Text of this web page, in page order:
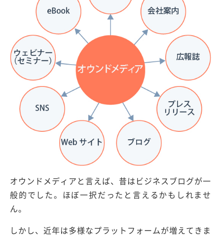
オウンドメディアと言えば、昔はビジネスブログが一
般的でした。ほぼ一択だったと言えるかもしれませ
ん。
しかし、近年は多様なプラットフォームが増えてきま